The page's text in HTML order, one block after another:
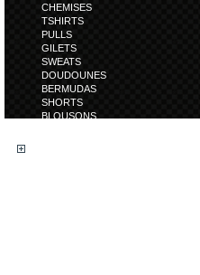
CHEMISES
TSHIRTS
PULLS
GILETS
SWEATS
DOUDOUNES
BERMUDAS
SHORTS
BLOUSONS